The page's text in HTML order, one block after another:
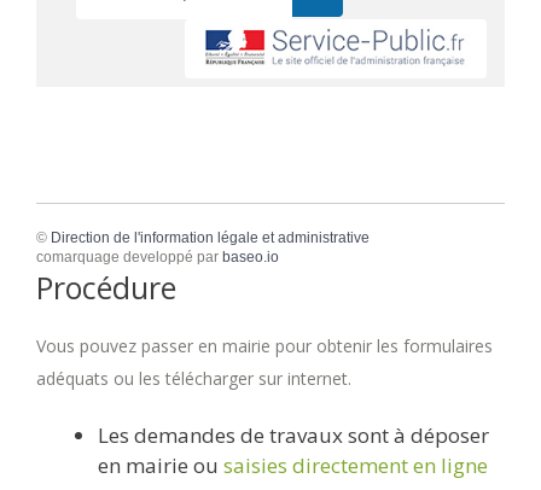
© Direction de l'information légale et administrative
comarquage developpé par baseo.io
Procédure
Vous pouvez passer en mairie pour obtenir les formulaires
adéquats ou les télécharger sur internet.
Les demandes de travaux sont à déposer
en mairie ou saisies directement en ligne